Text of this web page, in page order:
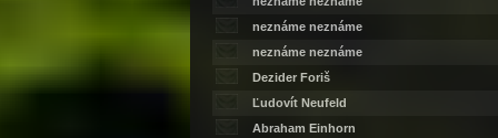
neznáme neznáme
neznáme neznáme
Dezider Foriš
Ľudovít Neufeld
Abraham Einhorn